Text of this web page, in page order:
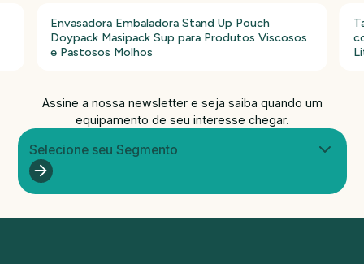
Envasadora Embaladora Stand Up Pouch
Doypack Masipack Sup para Produtos Viscosos
e Pastosos Molhos
Assine a nossa newsletter e seja saiba quando um
equipamento de seu interesse chegar.
Selecione seu Segmento